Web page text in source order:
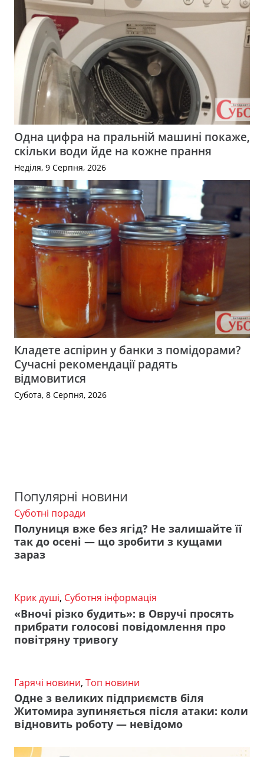
Одна цифра на пральній машині покаже,
скільки води йде на кожне прання
Неділя, 9 Серпня, 2026
Кладете аспірин у банки з помідорами?
Сучасні рекомендації радять
відмовитися
Субота, 8 Серпня, 2026
Популярні новини
Суботні поради
Полуниця вже без ягід? Не залишайте її
так до осені — що зробити з кущами
зараз
Крик душі, Суботня інформація
«Вночі різко будить»: в Овручі просять
прибрати голосові повідомлення про
повітряну тривогу
Гарячі новини, Топ новини
Одне з великих підприємств біля
Житомира зупиняється після атаки: коли
відновить роботу — невідомо